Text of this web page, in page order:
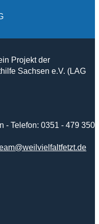
Projekt der
Sachsen e.V. (LAG
- Telefon: 0351 - 479 350